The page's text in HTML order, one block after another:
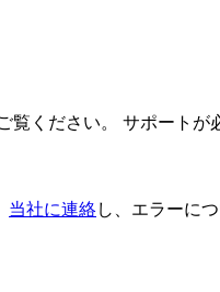
ください。 サポートが
当社に連絡し、エラーに